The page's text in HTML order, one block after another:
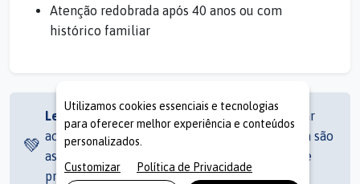
Atenção redobrada após 40 anos ou com
histórico familiar
💚
Lembre-se:
Adotar hábitos saudáveis e realizar
acompanhamento regular com o cardiologista são
as melhores formas de proteger seu coração e
prevenir doenças cardiovasculares.
Utilizamos cookies essenciais e tecnologias
para oferecer melhor experiência e conteúdos
personalizados.
Customizar
Política de Privacidade